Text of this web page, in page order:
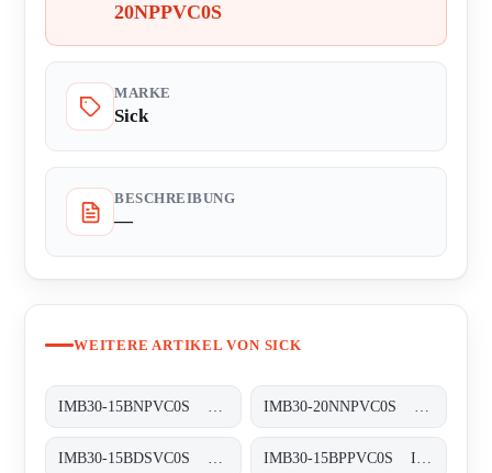
20NPPVC0S
MARKE
Sick
BESCHREIBUNG
—
WEITERE ARTIKEL VON SICK